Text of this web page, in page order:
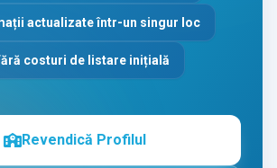
actualizate într-un singur loc
costuri de listare inițială
Revendică Profilul